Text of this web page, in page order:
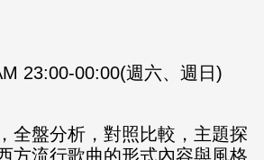
23:00-00:00(週六、週日)
全盤分析，對照比較，主題探
方流行歌曲的形式內容與風格